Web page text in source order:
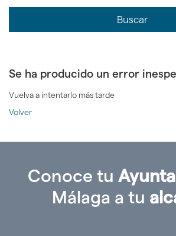
Buscar
Se ha producido un error
Vuelva a intentarlo más tarde
Volver
Conoce tu
Málaga a tu